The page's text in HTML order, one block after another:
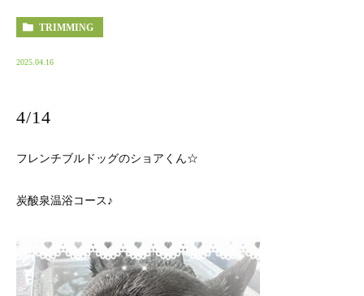
TRIMMING
2025.04.16
4/14
フレンチブルドッグのショアくん☆
炭酸泉温浴コース♪